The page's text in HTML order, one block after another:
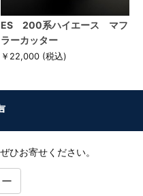
ES 200系ハイエース マフ
ラーカッター
￥22,000 (税込)
ひお寄せください。